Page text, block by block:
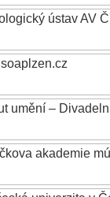
ústav AV
soaplzen.cz
umění –
akademie